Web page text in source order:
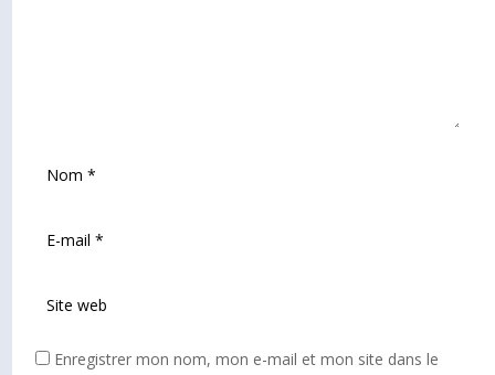
Enregistrer mon nom, mon e-mail et mon site dans le